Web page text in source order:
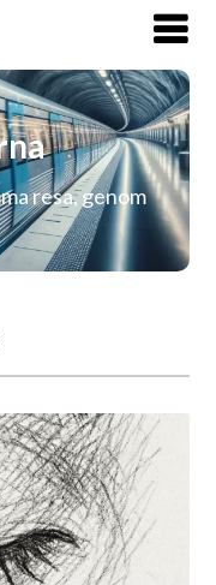
resa, genom